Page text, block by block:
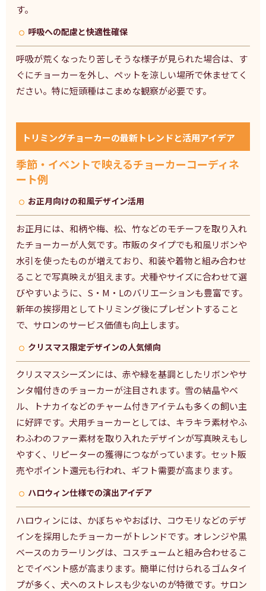
す。
呼吸への配慮と快適性確保
呼吸が荒くなったり苦しそうな様子が見られた場合は、す
ぐにチョーカーを外し、ペットを涼しい場所で休ませてく
ださい。特に短頭種はこまめな観察が必要です。
トリミングチョーカーの最新トレンドと活用アイデア
季節・イベントで映えるチョーカーコーディネ
ート例
お正月向けの和風デザイン活用
お正月には、和柄や梅、松、竹などのモチーフを取り入れ
たチョーカーが人気です。市販のタイプでも和風リボンや
水引を使ったものが増えており、和装や着物と組み合わせ
ることで写真映えが狙えます。犬種やサイズに合わせて選
びやすいように、S・M・Lのバリエーションも豊富です。
新年の挨拶用としてトリミング後にプレゼントすること
で、サロンのサービス価値も向上します。
クリスマス限定デザインの人気傾向
クリスマスシーズンには、赤や緑を基調としたリボンやサ
ンタ帽付きのチョーカーが注目されます。雪の結晶やベ
ル、トナカイなどのチャーム付きアイテムも多くの飼い主
に好評です。犬用チョーカーとしては、キラキラ素材やふ
わふわのファー素材を取り入れたデザインが写真映えもし
やすく、リピーターの獲得につながっています。セット販
売やポイント還元も行われ、ギフト需要が高まります。
ハロウィン仕様での演出アイデア
ハロウィンには、かぼちゃやおばけ、コウモリなどのデザ
インを採用したチョーカーがトレンドです。オレンジや黒
ベースのカラーリングは、コスチュームと組み合わせるこ
とでイベント感が高まります。簡単に付けられるゴムタイ
プが多く、犬へのストレスも少ないのが特徴です。サロン